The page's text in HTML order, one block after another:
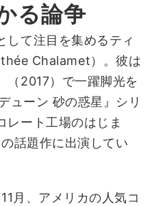
る論争
して注目を集めるティ
Chalamet）。彼は
（2017）で一躍脚光を
ューン 砂の惑星』シリ
レート工場のはじま
話題作に出演してい
月、アメリカの人気コ